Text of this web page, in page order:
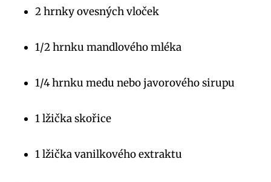
2 hrnky ovesných vloček
1/2‍ hrnku mandlového mléka
1/4 hrnku medu nebo javorového sirupu
1 lžička skořice
1 ⁢lžička vanilkového extraktu